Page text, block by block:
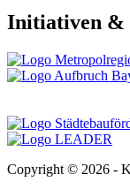
Initiativen &
Copyright © 2026 -